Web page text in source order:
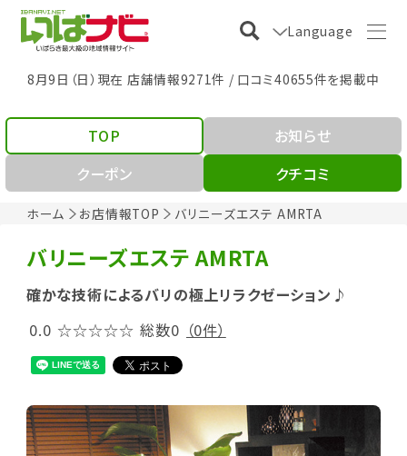
Language
8月9日（日）現在 店舗情報9271件 / 口コミ40655件を掲載中
ホーム お店情報TOP バリニーズエステ AMRTA
TOP
お知らせ
クーポン
クチコミ
バリニーズエステ AMRTA
確かな技術によるバリの極上リラクゼーション♪
0.0 ☆☆☆☆☆ 総数0 （0件）